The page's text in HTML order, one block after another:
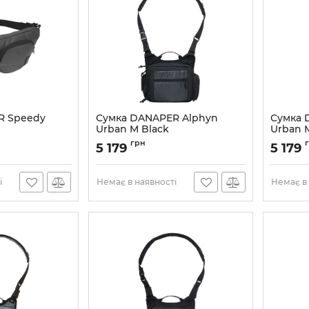
Speedy
Сумка DANAPER Alphyn
Urban M Black
Артикул: 1702099
5 179 грн
Немає в наявності
Сумка
Urban
Артикул:
5 179
Немає в